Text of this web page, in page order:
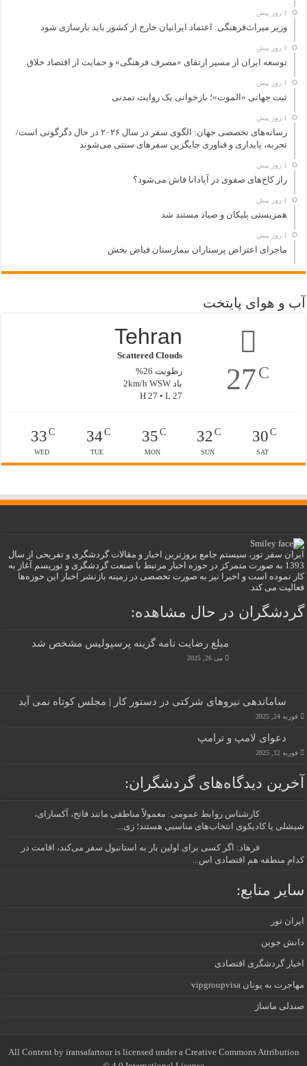
1 روز پیش
وزیر میراث‌فرهنگی: اعتماد ایرانیان خارج از کشور باید بازسازی شود
1 روز پیش
توسعه ایران از مسیر ارتقای «مصرف فرهنگی» و حمایت از اقتصاد خلاق
1 روز پیش
ثبت جهانی «الموت»؛ بازخوانی یک روایت تمدنی
1 روز پیش
رسانه‌های تخصصی جهان: الگوی سفر در سال ۲۰۲۶ در حال دگرگونی است/
تجربه، پایداری و فناوری جایگزین سفرهای سنتی می‌شوند
1 روز پیش
راز کاخ‌های صفوی در آپادانا فاش می‌شود؟
1 روز پیش
همزیستی پلیکان و صیاد مستند شد
1 روز پیش
ماجرای اعتراض پرستاران بیمارستان فیاض بخش
آب و هوای پایتخت
27C
Tehran
Scattered Clouds
رطوبت 26%
باد 2km/h WSW
H 27 • L 27
30C
SAT
32 C
SUN
35C
MON
34C
TUE
33C
WED
ایران سفر تور، سیستم جامع بروزترین اخبار و مقالات گردشگری و تفریحی از سال
1393 به صورت متمرکز در حوزه اخبار مرتبط با صنعت گردشگری و توریسم آغاز به
کار نموده است و اخیرا نیز به صورت تخصصی در زمینه بازنشر اخبار این حوزه‌ها
فعالیت می کند.
گردشگران در حال مشاهده:
مبلغ رضایت نامه گزینه پرسپولیس مشخص شد
می 26, 2025
ساماندهی نیروهای شرکتی در دستور کار | مجلس کوتاه نمی‌ آید
فوریه 24, 2025
دعوای لامپ‌ و ترامپ
فوریه 12, 2025
آخرین دیدگاه‌های گردشگران:
کارشناس روابط عمومی: معمولاً مناطقی مانند فاتح، آکسارای،
شیشلی یا کادیکوی انتخاب‌های مناسبی هستند؛ زی...
فرهاد: اگر کسی برای اولین بار به استانبول سفر می‌کند، اقامت در
کدام منطقه هم اقتصادی اس...
سایر منابع:
ایران تور
دانش جوین
اخبار گردشگری اقتصادی
مهاجرت به یونان vipgroupvisa
صندلی ماساژ
All Content by iransafartour is licensed under a Creative Commons Attribution